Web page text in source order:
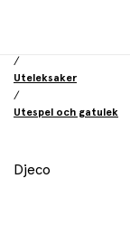
/
Uteleksaker
/
Utespel och gatulek
Djeco